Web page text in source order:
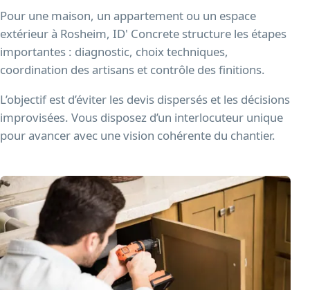
Pour une maison, un appartement ou un espace
extérieur à Rosheim, ID' Concrete structure les étapes
importantes : diagnostic, choix techniques,
coordination des artisans et contrôle des finitions.
L’objectif est d’éviter les devis dispersés et les décisions
improvisées. Vous disposez d’un interlocuteur unique
pour avancer avec une vision cohérente du chantier.